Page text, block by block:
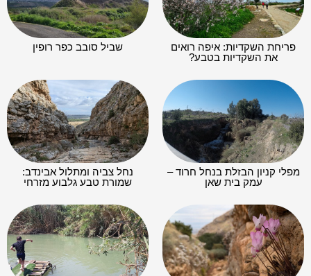
פריחת השקדיות: איפה רואים
את השקדיות בטבע?
שביל סובב כפר רופין
מפלי קניון הבזלת בנחל חרוד –
עמק בית שאן
נחל צביה ומתלול אבינדב:
שמורת טבע גלבוע מזרחי